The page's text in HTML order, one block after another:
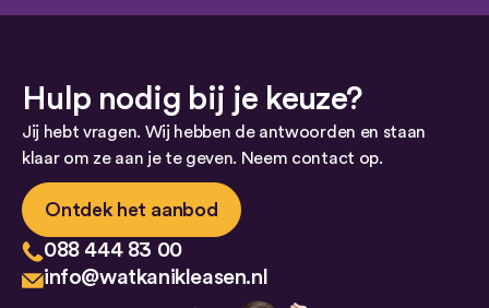
Hulp nodig bij je keuze?
Jij hebt vragen. Wij hebben de antwoorden en staan
klaar om ze aan je te geven. Neem contact op.
Ontdek het aanbod
088 444 83 00
info@watkanikleasen.nl